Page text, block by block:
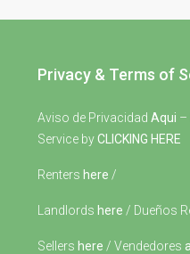
Privacy & Terms of
Aviso de Privacidad Aqui –
Service byCLICKING HERE
Renters here /
Landlords here / Dueños
Sellers here / Vendedores